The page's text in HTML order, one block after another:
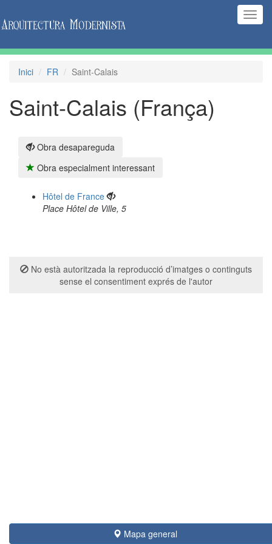
Inici FR Saint-Calais
Saint-Calais (França)
Obra desapareguda
Obra especialment interessant
Hôtel de France
Place Hôtel de Ville, 5
Mapa general
No està autoritzada la reproducció d’imatges o continguts
sense el consentiment exprés de l'autor